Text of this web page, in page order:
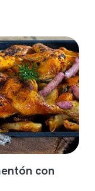
con